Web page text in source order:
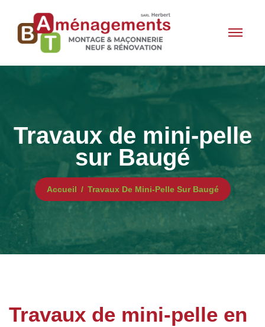
Travaux de mini-pelle
sur Baugé
Accueil Travaux De Mini-Pelle Sur Baugé
Travaux de mini-pelle en